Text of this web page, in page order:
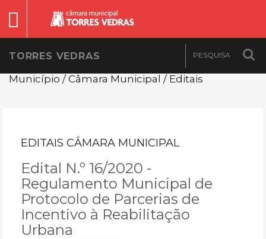
TORRES VEDRAS
Município / Câmara Municipal / Editais
EDITAIS CÂMARA MUNICIPAL
Edital N.º 16/2020 -
Regulamento Municipal de
Protocolo de Parcerias de
Incentivo à Reabilitação
Urbana